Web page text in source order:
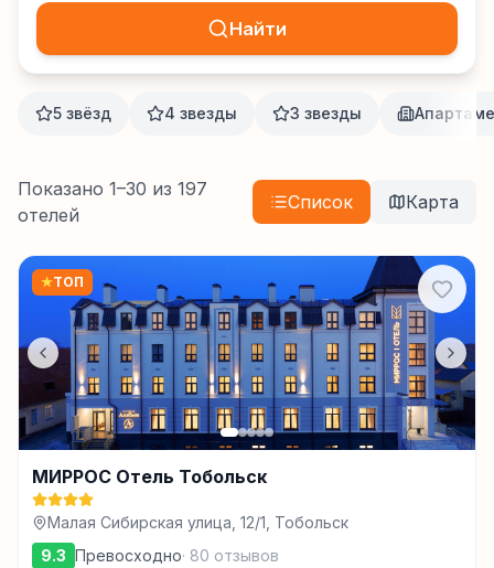
Найти
5 звёзд 4 звезды 3 звезды
Показано 1–30 из 197
отелей
Список Карта
★ТОП
МИРРОС Отель Тобольск
Малая Сибирская улица, 12/1, Тобольск
9.3 Превосходно· 80 отзывов